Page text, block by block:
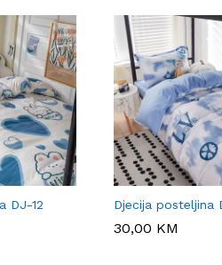
DJ-12 Djecija posteljina
30,00 KM
30,00 KM